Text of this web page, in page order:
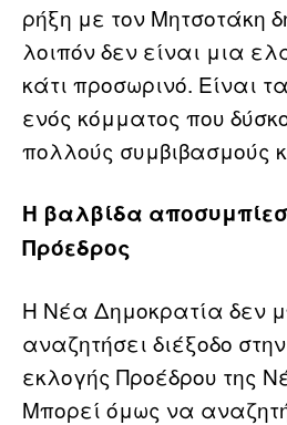
ρήξη με τον Μητσοτάκη
λοιπόν δεν είναι μια
κάτι προσωρινό. Είναι
ενός κόμματος που
πολλούς συμβιβασμούς
Η βαλβίδα
Πρόεδρος
Η Νέα Δημοκρατία δεν
αναζητήσει διέξοδο
εκλογής Προέδρου της
Μπορεί όμως να